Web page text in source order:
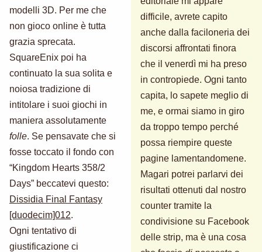
modelli 3D. Per me che
non gioco online è tutta
grazia sprecata.
SquareEnix poi ha
continuato la sua solita e
noiosa tradizione di
intitolare i suoi giochi in
maniera assolutamente
folle. Se pensavate che si
fosse toccato il fondo con
“Kingdom Hearts 358/2
Days” beccatevi questo:
Dissidia Final Fantasy
[duodecim]012.
Ogni tentativo di
giustificazione ci
difficile, avrete capito
anche dalla faciloneria dei
discorsi affrontati finora
che il venerdì mi ha preso
in contropiede. Ogni tanto
capita, lo sapete meglio di
me, e ormai siamo in giro
da troppo tempo perché
possa riempire queste
pagine lamentandomene.
Magari potrei parlarvi dei
risultati ottenuti dal nostro
counter tramite la
condivisione su Facebook
delle strip, ma è una cosa